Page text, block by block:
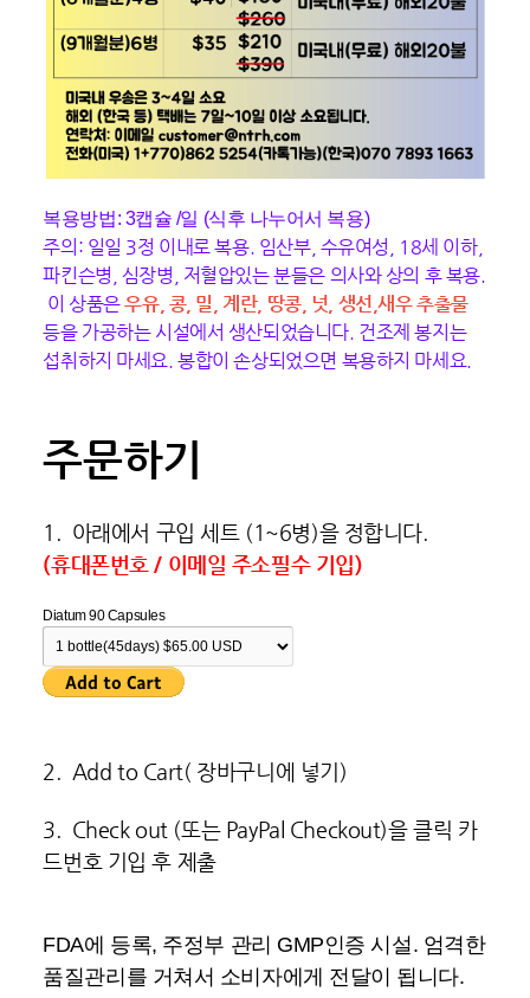
복용방법: 3캡슐 /일 (식후 나누어서 복용)
주의: 일일 3정 이내로 복용. 임산부, 수유여성, 18세 이하,
파킨슨병, 심장병, 저혈압있는 분들은 의사와 상의 후 복용.
이 상품은우유, 콩, 밀, 계란, 땅콩, 넛, 생선,새우 추출물
등을 가공하는 시설에서 생산되었습니다. 건조제 봉지는
섭취하지 마세요. 봉합이 손상되었으면 복용하지 마세요.
주문하기
1. 아래에서 구입 세트 (1~6병)을 정합니다.
(휴대폰번호 / 이메일 주소필수 기입)
Diatum 90 Capsules
2. Add to Cart( 장바구니에 넣기)
3. Check out (또는 PayPal Checkout)을 클릭 카
드번호 기입 후 제출
FDA에 등록, 주정부 관리 GMP인증 시설. 엄격한
품질관리를 거쳐서 소비자에게 전달이 됩니다.